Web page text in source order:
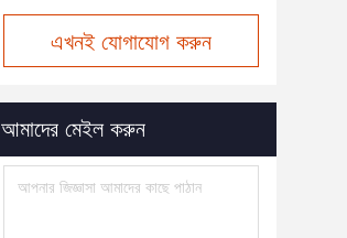
এখনই যোগাযোগ করুন
আমাদের মেইল করুন